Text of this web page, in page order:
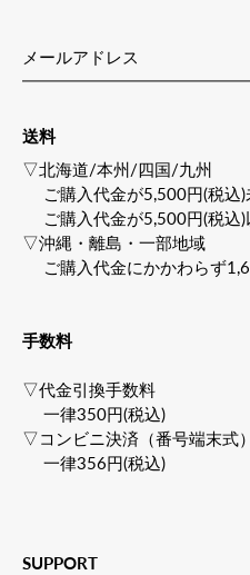
送料
▽北海道/本州/四国/九州
ご購入代金が5,500円(税込)
ご購入代金が5,500円(税込)
▽沖縄・離島・一部地域
ご購入代金にかかわらず
手数料
▽代金引換手数料
一律350円(税込)
▽コンビニ決済（番号端末式）
一律356円(税込)
SUPPORT